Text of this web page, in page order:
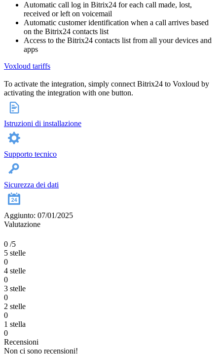
Automatic call log in Bitrix24 for each call made, lost,
received or left on voicemail
Automatic customer identification when a call arrives based
on the Bitrix24 contacts list
Access to the Bitrix24 contacts list from all your devices and
apps
Voxloud tariffs
To activate the integration, simply connect Bitrix24 to Voxloud by
activating the integration with one button.
Istruzioni di installazione
Supporto tecnico
Sicurezza dei dati
Aggiunto: 07/01/2025
Valutazione
0 /5
5 stelle
0
4 stelle
0
3 stelle
0
2 stelle
0
1 stella
0
Recensioni
Non ci sono recensioni!